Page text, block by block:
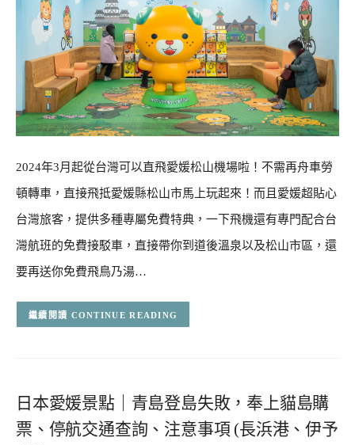
2024年3月起從台灣可以直飛愛媛松山機場啦！不需再舟車勞
頓轉車，直接飛抵愛媛縣松山市馬上玩起來！而且愛媛超貼心
台灣旅客，提供多種專屬免費特典，一下飛機還有專門配合台
灣航班的免費接駁車，直接帶你到道後溫泉以及松山市區，還
要再送你免費飛鳥乃湯…
CONTINUE READING
日本愛媛景點｜青島登島失敗，奉上貓島購
票、停航交通查詢、注意事項 (長浜港、伊予